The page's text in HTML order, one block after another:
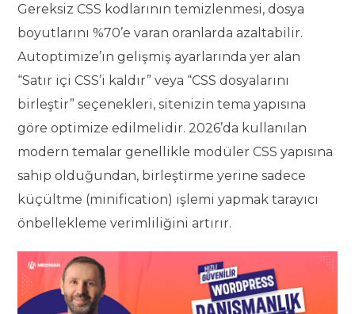
Gereksiz CSS kodlarının temizlenmesi, dosya
boyutlarını %70’e varan oranlarda azaltabilir.
Autoptimize’ın gelişmiş ayarlarında yer alan
“Satır içi CSS’i kaldır” veya “CSS dosyalarını
birleştir” seçenekleri, sitenizin tema yapısına
göre optimize edilmelidir. 2026’da kullanılan
modern temalar genellikle modüler CSS yapısına
sahip olduğundan, birleştirme yerine sadece
küçültme (minification) işlemi yapmak tarayıcı
önbellekleme verimliliğini artırır.